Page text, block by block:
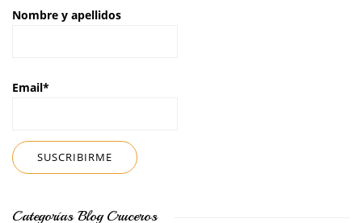
Nombre y apellidos
Email*
Categorías Blog Cruceros